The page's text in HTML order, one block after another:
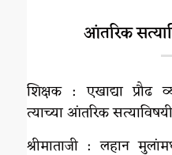
आंतरिक
शिक्षक : एखाद्या प्रौढ
त्याच्या आंतरिक
श्रीमाताजी : लहान